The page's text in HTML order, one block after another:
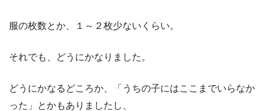
服の枚数とか、１～２枚少ないくらい。
それでも、どうにかなりました。
どうにかなるどころか、「うちの子にはここまでいらなか
った」とかもありましたし、